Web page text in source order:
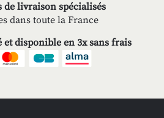
de livraison spécialisés
dans toute la France
et disponible en 3x sans frais